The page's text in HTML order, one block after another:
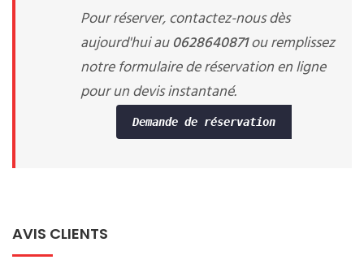
Pour réserver, contactez-nous dès
aujourd'hui au0628640871ou remplissez
notre formulaire de réservation en ligne
pour un devis instantané.
Demande de réservation
AVIS CLIENTS